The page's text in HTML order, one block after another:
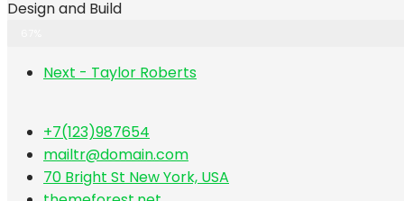
Design and Build
Next - Taylor Roberts
+7(123)987654
mailtr@domain.com
70 Bright St New York, USA